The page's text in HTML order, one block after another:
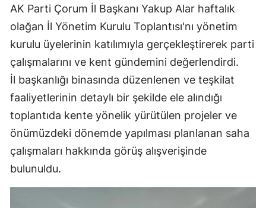
Giresun
Gümüşhane
Hakkari
Hatay
Isparta
Mersin
İstanbul
İzmir
AK Parti Çorum İl Başkanı Yakup Alar haftalık
olağan İl Yönetim Kurulu Toplantısı'nı yönetim
kurulu üyelerinin katılımıyla gerçekleştirerek parti
çalışmalarını ve kent gündemini değerlendirdi.
İl başkanlığı binasında düzenlenen ve teşkilat
faaliyetlerinin detaylı bir şekilde ele alındığı
toplantıda kente yönelik yürütülen projeler ve
önümüzdeki dönemde yapılması planlanan saha
çalışmaları hakkında görüş alışverişinde
bulunuldu.